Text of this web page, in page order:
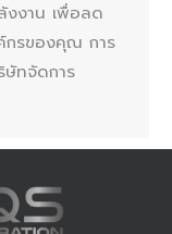
งงาน เพื่อลด
กรของคุณ การ
ษัทจัดการ